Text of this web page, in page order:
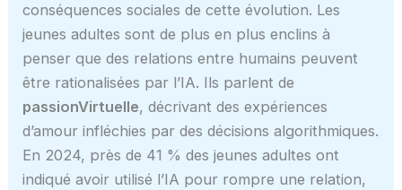
conséquences sociales de cette évolution. Les
jeunes adultes sont de plus en plus enclins à
penser que des relations entre humains peuvent
être rationalisées par l’IA. Ils parlent de
passionVirtuelle, décrivant des expériences
d’amour infléchies par des décisions algorithmiques.
En 2024, près de 41 % des jeunes adultes ont
indiqué avoir utilisé l’IA pour rompre une relation,